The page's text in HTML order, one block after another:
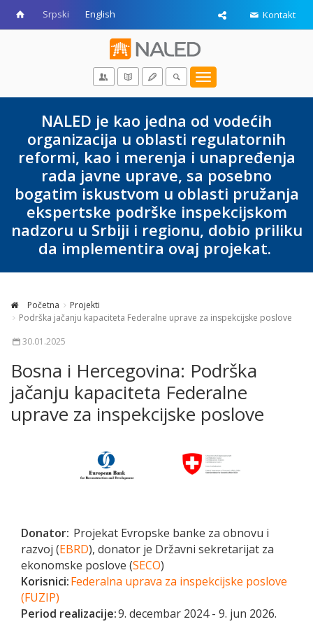
Srpski English Kontakt
Toggle
navigation
NALED je kao jedna od vodećih
organizacija u oblasti regulatornih
reformi, kao i merenja i unapređenja
rada javne uprave, sa posebno
bogatim iskustvom u oblasti pružanja
ekspertske podrške inspekcijskom
nadzoru u Srbiji i regionu, dobio priliku
da implementira ovaj projekat.
Početna
Projekti
Podrška jačanju kapaciteta Federalne uprave za inspekcijske poslove
30.01.2025
Bosna i Hercegovina: Podrška
jačanju kapaciteta Federalne
uprave za inspekcijske poslove
Donator: Projekat Evropske banke za obnovu i
razvoj (EBRD), donator je Državni sekretarijat za
ekonomske poslove (SECO)
Korisnici:Federalna uprava za inspekcijske poslove
(FUZIP)
Period realizacije:9. decembar 2024 - 9. jun 2026.